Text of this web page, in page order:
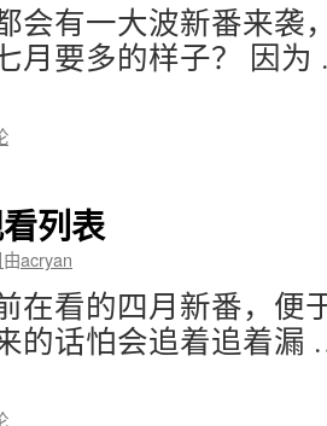
会有一大波新番来袭
月要多的样子？ 因
列表
由acryan
在看的四月新番，便
的话怕会追着追着